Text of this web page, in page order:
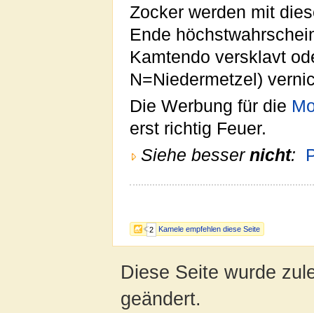
2 Kamele empfehlen diese Seite
Zocker werden mit
Ende
Kamtendo versklavt
N=Niedermetzel)
Die Werbung für die
erst richtig Feuer.
Siehe besser nicht:
Diese Seite wurde
geändert.